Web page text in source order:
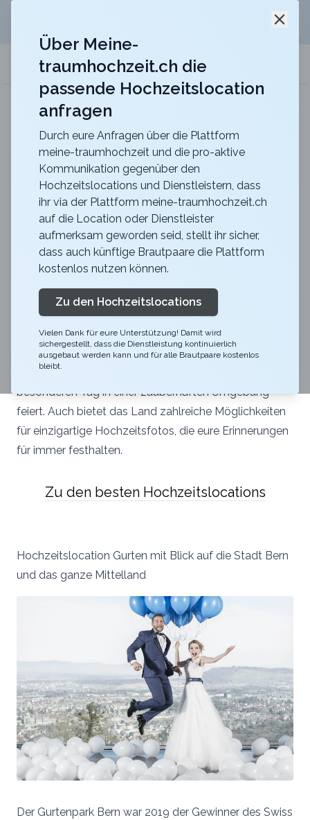
meine-traumhochzeit.ch
Hotel Belvoir Lake View & Spa
Heiraten im Hotel Belvoir mit unvergesslichem Blick
Heiraten auf dem Land
Du bist auf der Suche nach einer Location für deine
Hochzeit in der Schweiz? Heiraten auf dem Land ist
voll im Trend, und es gibt eine breite Auswahl an
herausragenden Locations für eine Traumhochzeit in
der Natur. Ob ein romantischer Bauernhof, ein
idyllisches Weingut oder ein malerischer Garten – die
ländlichen Hochzeitslocations in der Schweiz bieten
für jedes Brautpaar das perfekte Ambiente. Genießt
die Ruhe und Schönheit der Natur, während ihr euren
besonderen Tag in einer zauberhaften Umgebung
feiert. Auch bietet das Land zahlreiche Möglichkeiten
für einzigartige Hochzeitsfotos, die eure Erinnerungen
für immer festhalten.
Zu den besten Hochzeitslocations
Hochzeitslocation Gurten mit Blick auf die Stadt Bern
und das ganze Mittelland
Der Gurtenpark Bern war 2019 der Gewinner des Swiss
Über Meine-
traumhochzeit.ch die
passende Hochzeitslocation
anfragen
Durch eure Anfragen über die Plattform
meine-traumhochzeit und die pro-aktive
Kommunikation gegenüber den
Hochzeitslocations und Dienstleistern, dass
ihr via der Plattform meine-traumhochzeit.ch
auf die Location oder Dienstleister
aufmerksam geworden seid, stellt ihr sicher,
dass auch künftige Brautpaare die Plattform
kostenlos nutzen können.
Zu den Hochzeitslocations
Vielen Dank für eure Unterstützung! Damit wird
sichergestellt, dass die Dienstleistung kontinuierlich
ausgebaut werden kann und für alle Brautpaare kostenlos
bleibt.